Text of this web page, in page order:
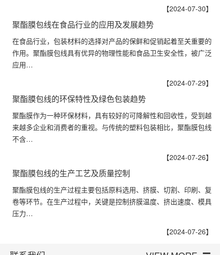
【2024-07-30】
聚酯膜包线在食品行业的应用及发展趋势
在食品行业，包装材料的选择对产品的保鲜和促销起着至关重要的
作用。聚酯膜包线具有优异的物理性能和食品卫生安全性，被广泛
应用…
【2024-07-29】
聚酯膜包线的环保特性及绿色包装趋势
聚酯膜作为一种环保材料，具有较好的可降解性和回收性，受到越
来越多企业和消费者的重视。与传统的塑料包装相比，聚酯膜包线
不含…
【2024-07-26】
聚酯膜包线的生产工艺及质量控制
聚酯膜包线的生产过程主要包括原料选用、挤膜、切割、印刷、复
卷等环节。在生产过程中，关键是控制挤膜温度、挤出速度、模具
压力…
【2024-07-26】